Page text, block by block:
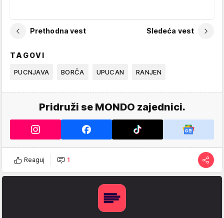
Prethodna vest Sledeća vest
TAGOVI
PUCNJAVA BORČA UPUCAN RANJEN
Pridruži se MONDO zajednici.
Reaguj 1